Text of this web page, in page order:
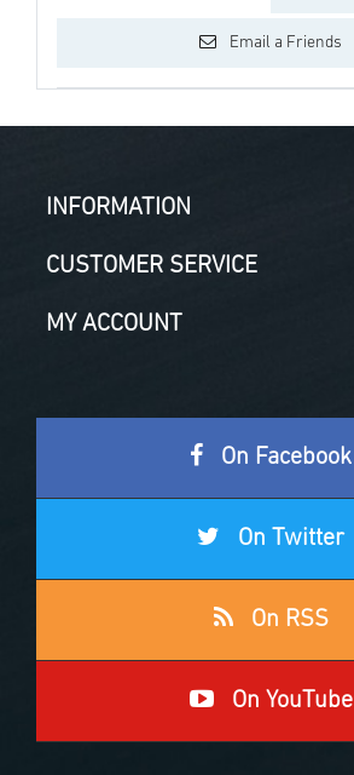
Email a Friends
INFORMATION
CUSTOMER SERVICE
MY ACCOUNT
On Facebook
On Twitter
On RSS
On YouTube